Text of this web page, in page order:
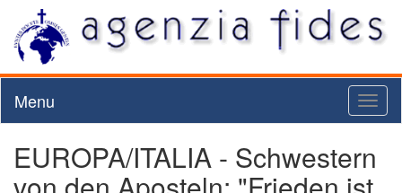
Menu
EUROPA/ITALIA - Schwestern